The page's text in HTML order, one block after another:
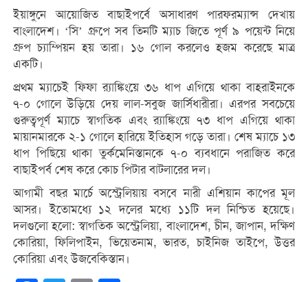
ইয়াঙ্গুনে আয়োজিত বাছাইপর্বে অসাধারণ পারফরম্যান্স দেখায়
বাংলাদেশ। ‘সি’ গ্রুপে সব তিনটি ম্যাচ জিতে পূর্ণ ৯ পয়েন্ট নিয়ে
গ্রুপ চ্যাম্পিয়ন হয় তারা। ১৬ গোল করলেও হজম করেছে মাত্র
একটি।
প্রথম ম্যাচেই ফিফা র‍্যাঙ্কিংয়ে ৩৬ ধাপ এগিয়ে থাকা বাহরাইনকে
৭-০ গোলে উড়িয়ে দেয় লাল-সবুজ জার্সিধারীরা। এরপর সবচেয়ে
গুরুত্বপূর্ণ ম্যাচে স্বাগতিক এবং র‍্যাঙ্কিংয়ে ৭৩ ধাপ এগিয়ে থাকা
মায়ানমারকে ২-১ গোলে হারিয়ে ইতিহাস গড়ে তারা। শেষ ম্যাচে ১৩
ধাপ পিছিয়ে থাকা তুর্কমেনিস্তানকে ৭-০ ব্যবধানে পরাজিত করে
বাছাইপর্ব শেষ করে কোচ পিটার বাটলারের দল।
আগামী বছর মার্চে অস্ট্রেলিয়ায় বসবে নারী এশিয়ান কাপের মূল
আসর। ইতোমধ্যে ১২ দলের মধ্যে ১১টি দল নিশ্চিত হয়েছে।
দলগুলো হলো: স্বাগতিক অস্ট্রেলিয়া, বাংলাদেশ, চীন, জাপান, দক্ষিণ
কোরিয়া, ফিলিপাইন, ভিয়েতনাম, ভারত, চাইনিজ তাইপে, উত্তর
কোরিয়া এবং উজবেকিস্তান।